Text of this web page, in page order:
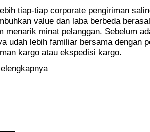
tiap-tiap corporate pengiriman
value dan laba berbeda
menarik minat pelanggan. Sebelum
udah lebih familiar bersama dengan
kargo atau ekspedisi kargo.